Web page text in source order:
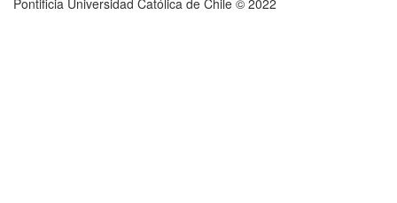
Pontificia Universidad Católica de Chile © 2022